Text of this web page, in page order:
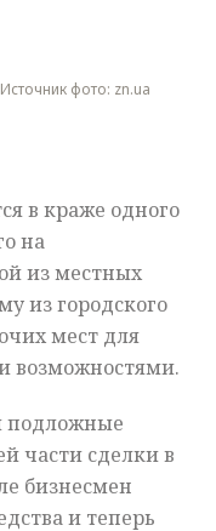
фото: zn.ua
в краже одного
на
изместных
изгородского
мест для
возможностями.
подложные
части сделкив
бизнесмен
и теперь